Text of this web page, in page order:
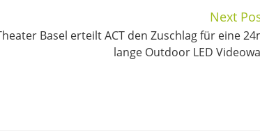
Next
Basel erteilt ACT den Zuschlag für eine
lange Outdoor LED